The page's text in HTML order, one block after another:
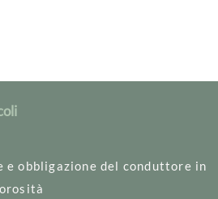
e obbligazione del conduttore in